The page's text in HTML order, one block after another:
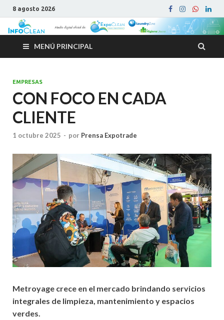
8 agosto 2026
MENÚ PRINCIPAL
EMPRESAS
CON FOCO EN CADA
CLIENTE
1 octubre 2025 - por Prensa Expotrade
Metroyage crece en el mercado brindando servicios
integrales de limpieza, mantenimiento y espacios
verdes.